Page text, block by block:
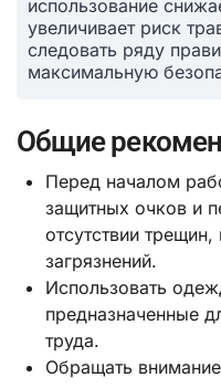
использование
увеличивает риск
следовать ряду
максимальную
Общие
Перед началом
защитных очков и
отсутствии
загрязнений.
Использовать
предназначенные
труда.
Обращать